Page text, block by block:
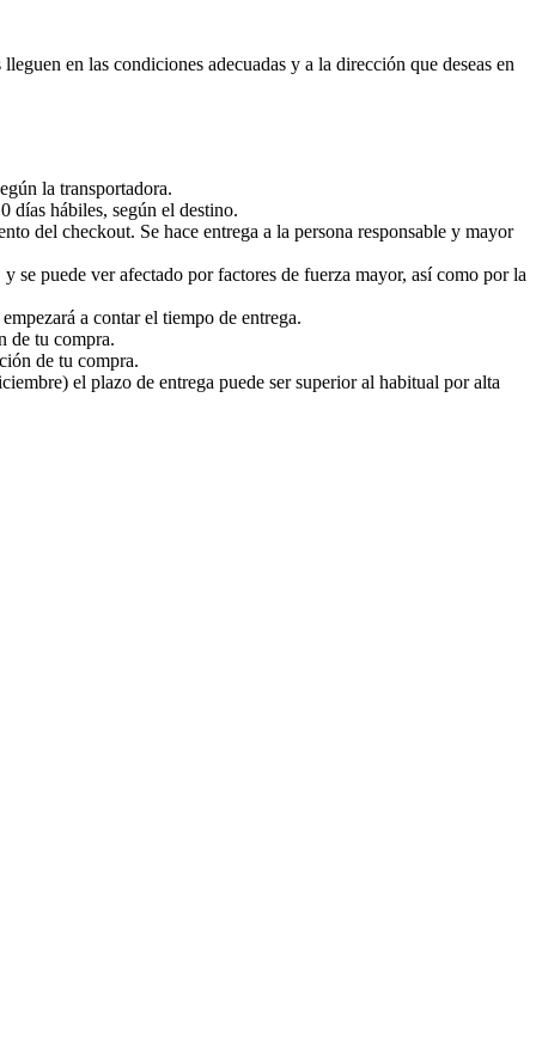
en las condiciones adecuadas y a la dirección que deseas en
la transportadora.
días hábiles, según el destino.
del checkout. Se hace entrega a la persona responsable y mayor
se puede ver afectado por factores de fuerza mayor, así como por la
a contar el tiempo de entrega.
de tu compra.
de tu compra.
el plazo de entrega puede ser superior al habitual por alta